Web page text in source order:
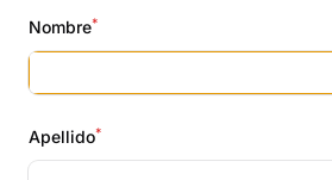
Nombre*
Apellido*